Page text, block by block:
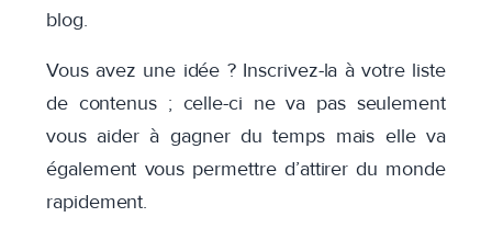
blog.
Vous avez une idée ? Inscrivez-la à votre liste
de contenus ; celle-ci ne va pas seulement
vous aider à gagner du temps mais elle va
également vous permettre d’attirer du monde
rapidement.